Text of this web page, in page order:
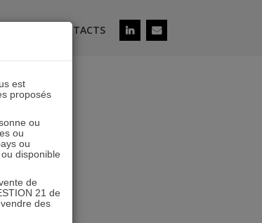
CONTACTS
est
proposés
ou
ou
ou
disponible
de
21 de
des